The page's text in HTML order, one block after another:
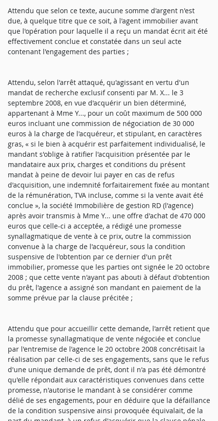
Attendu que selon ce texte, aucune somme d'argent n'est
due, à quelque titre que ce soit, à l'agent immobilier avant
que l'opération pour laquelle il a reçu un mandat écrit ait été
effectivement conclue et constatée dans un seul acte
contenant l'engagement des parties ;
Attendu, selon l'arrêt attaqué, qu'agissant en vertu d'un
mandat de recherche exclusif consenti par M. X... le 3
septembre 2008, en vue d'acquérir un bien déterminé,
appartenant à Mme Y..., pour un coût maximum de 500 000
euros incluant une commission de négociation de 30 000
euros à la charge de l'acquéreur, et stipulant, en caractères
gras, « si le bien à acquérir est parfaitement individualisé, le
mandant s'oblige à ratifier l'acquisition présentée par le
mandataire aux prix, charges et conditions du présent
mandat à peine de devoir lui payer en cas de refus
d'acquisition, une indemnité forfaitairement fixée au montant
de la rémunération, TVA incluse, comme si la vente avait été
conclue », la société Immobilière de gestion RD (l'agence)
après avoir transmis à Mme Y... une offre d'achat de 470 000
euros que celle-ci a acceptée, a rédigé une promesse
synallagmatique de vente à ce prix, outre la commission
convenue à la charge de l'acquéreur, sous la condition
suspensive de l'obtention par ce dernier d'un prêt
immobilier, promesse que les parties ont signée le 20 octobre
2008 ; que cette vente n'ayant pas abouti à défaut d'obtention
du prêt, l'agence a assigné son mandant en paiement de la
somme prévue par la clause précitée ;
Attendu que pour accueillir cette demande, l'arrêt retient que
la promesse synallagmatique de vente négociée et conclue
par l'entremise de l'agence le 20 octobre 2008 concrétisait la
réalisation par celle-ci de ses engagements, sans que le refus
d'une unique demande de prêt, dont il n'a pas été démontré
qu'elle répondait aux caractéristiques convenues dans cette
promesse, n'autorise le mandant à se considérer comme
délié de ses engagements, pour en déduire que la défaillance
de la condition suspensive ainsi provoquée équivalait, de la